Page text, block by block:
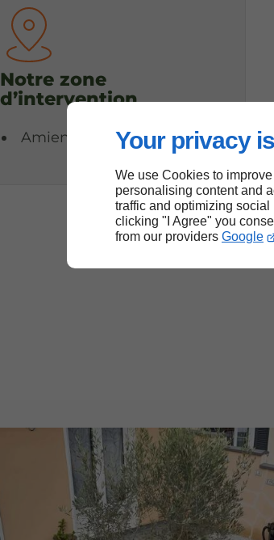
Your privacy
We use Cookies to
personalising content and
traffic and optimizing
clicking "I Agree" you
from our providers Google
Notre zone
d’intervention
Amiens